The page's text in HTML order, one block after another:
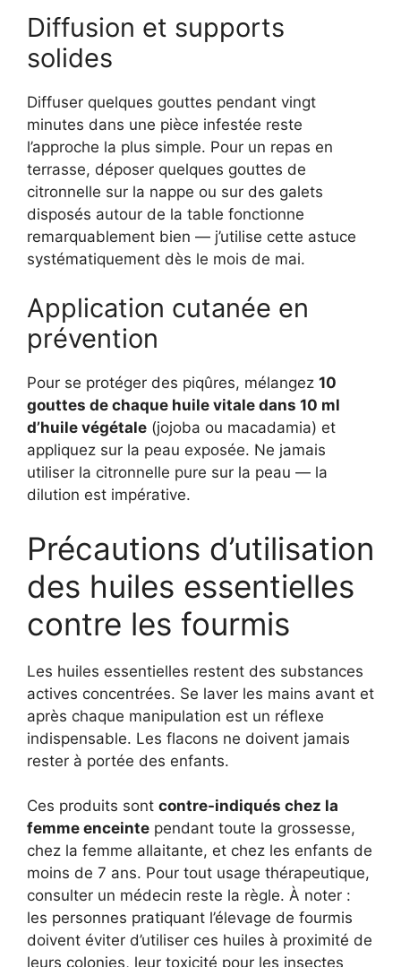
Diffusion et supports
solides
Diffuser quelques gouttes pendant vingt
minutes dans une pièce infestée reste
l’approche la plus simple. Pour un repas en
terrasse, déposer quelques gouttes de
citronnelle sur la nappe ou sur des galets
disposés autour de la table fonctionne
remarquablement bien — j’utilise cette astuce
systématiquement dès le mois de mai.
Application cutanée en
prévention
Pour se protéger des piqûres, mélangez 10
gouttes de chaque huile vitale dans 10 ml
d’huile végétale (jojoba ou macadamia) et
appliquez sur la peau exposée. Ne jamais
utiliser la citronnelle pure sur la peau — la
dilution est impérative.
Précautions d’utilisation
des huiles essentielles
contre les fourmis
Les huiles essentielles restent des substances
actives concentrées. Se laver les mains avant et
après chaque manipulation est un réflexe
indispensable. Les flacons ne doivent jamais
rester à portée des enfants.
Ces produits sont contre-indiqués chez la
femme enceinte pendant toute la grossesse,
chez la femme allaitante, et chez les enfants de
moins de 7 ans. Pour tout usage thérapeutique,
consulter un médecin reste la règle. À noter :
les personnes pratiquant l’élevage de fourmis
doivent éviter d’utiliser ces huiles à proximité de
leurs colonies, leur toxicité pour les insectes